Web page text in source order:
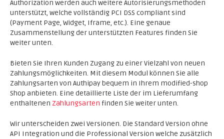
Authorization werden auch weitere Autorisierungsmethoden
unterstützt, welche vollständig PCI DSS compliant sind
(Payment Page, Widget, Iframe, etc.). Eine genaue
Zusammenstellung der unterstützten Features finden Sie
weiter unten.
Bieten Sie Ihren Kunden Zugang zu einer Vielzahl von neuen
Zahlungsmöglichkeiten. Mit diesem Modul können Sie alle
Zahlungsarten von Authipay bequem in Ihrem modified-shop
Shop anbieten. Eine detaillierte Liste der im Lieferumfang
enthaltenen Zahlungsarten finden Sie weiter unten.
Wir unterscheiden zwei Versionen. Die Standard Version ohne
API Integration und die Professional Version welche zusätzlich